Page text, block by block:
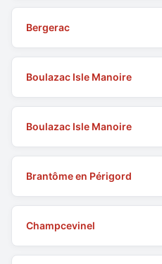
Bergerac
Boulazac Isle Manoire
Boulazac Isle Manoire
Brantôme en Périgord
Champcevinel